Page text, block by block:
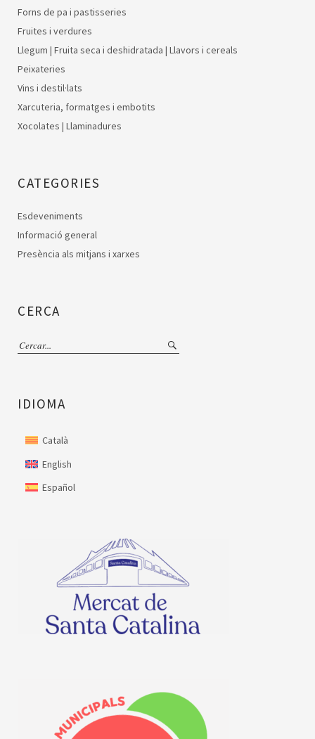
Forns de pa i pastisseries
Fruites i verdures
Llegum | Fruita seca i deshidratada | Llavors i cereals
Peixateries
Vins i destil·lats
Xarcuteria, formatges i embotits
Xocolates | Llaminadures
CATEGORIES
Esdeveniments
Informació general
Presència als mitjans i xarxes
CERCA
IDIOMA
Català
English
Español